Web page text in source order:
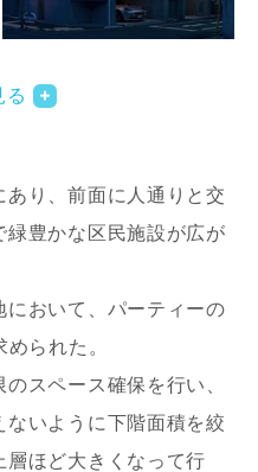
真を拡大する
る
り、前面に人通りと交
豊かな区民施設が広が
において、パーティーの
られた。
スペース確保を行い、
いように下階面積を絞
層ほど大きくなって行